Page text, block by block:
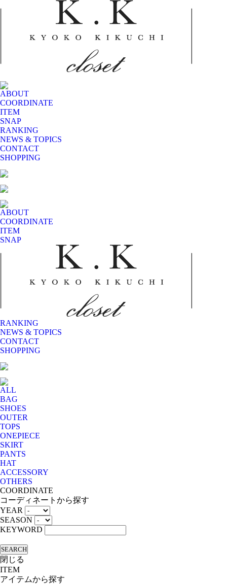
ABOUT
COORDINATE
ITEM
SNAP
RANKING
NEWS & TOPICS
CONTACT
SHOPPING
ABOUT
COORDINATE
ITEM
SNAP
RANKING
NEWS & TOPICS
CONTACT
SHOPPING
ALL
BAG
SHOES
OUTER
TOPS
ONEPIECE
SKIRT
PANTS
HAT
ACCESSORY
OTHERS
COORDINATE
コーディネートから探す
YEAR
SEASON
KEYWORD
SEARCH
閉じる
ITEM
アイテムから探す